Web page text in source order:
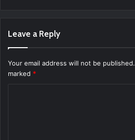
Leave a Reply
Your email address will not be published.
marked *